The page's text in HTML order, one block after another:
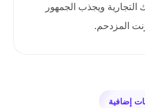
التجارية ويجذب الجمهور
المزدحم.
إضافية